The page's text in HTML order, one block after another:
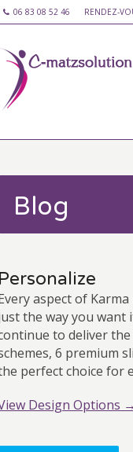
06 83 08 52 46 RENDEZ-
Blog
Personalize
aspect of
the way you want
to deliver
6 premium
perfect choice for
Design Options →